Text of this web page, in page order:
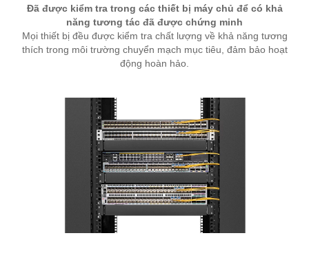
Đã được kiểm tra trong các thiết bị máy chủ để có khả
năng tương tác đã được chứng minh
Mọi thiết bị đều được kiểm tra chất lượng về khả năng tương
thích trong môi trường chuyển mạch mục tiêu, đảm bảo hoạt
động hoàn hảo.